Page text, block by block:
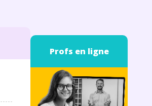
Profs en ligne